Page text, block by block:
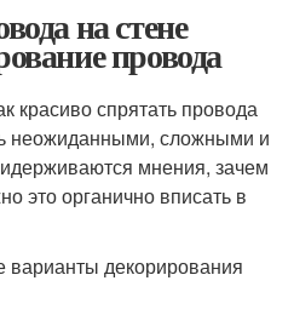
на стене
провода
красиво спрятать провода
неожиданными, сложными и
мнения, зачем
это органично вписать в
декорирования